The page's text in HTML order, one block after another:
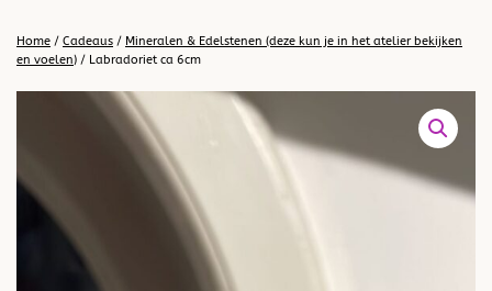
Home / Cadeaus / Mineralen & Edelstenen (deze kun je in het atelier bekijken
en voelen) / Labradoriet ca 6cm